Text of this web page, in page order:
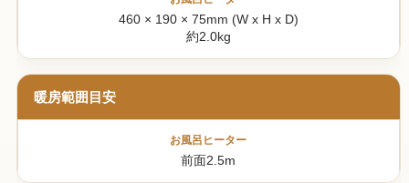
460 × 190 × 75mm (W x H x D)
約2.0kg
暖房範囲目安
前面2.5m